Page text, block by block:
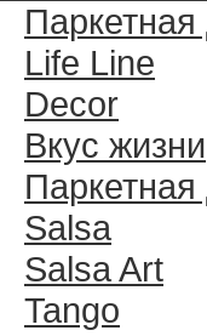
Life Line
Decor
Вкус жизни
Salsa
Salsa Art
Tango